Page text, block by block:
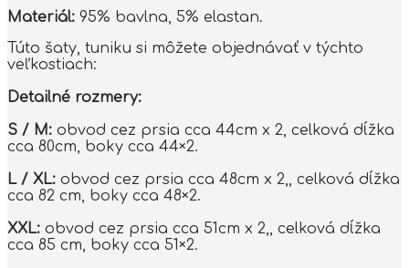
Materiál: 95% bavlna, 5% elastan.
Túto šaty, tuniku si môžete objednávať v týchto
veľkostiach:
Detailné rozmery:
S / M: obvod cez prsia cca 44cm x 2, celková dĺžka
cca 80cm, boky cca 44×2.
L / XL: obvod cez prsia cca 48cm x 2,, celková dĺžka
cca 82 cm, boky cca 48×2.
XXL: obvod cez prsia cca 51cm x 2,, celková dĺžka
cca 85 cm, boky cca 51×2.